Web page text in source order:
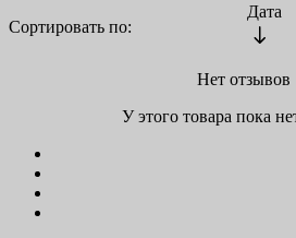
Сортировать по:
Дата
Нет отзывов
У этого товара пока